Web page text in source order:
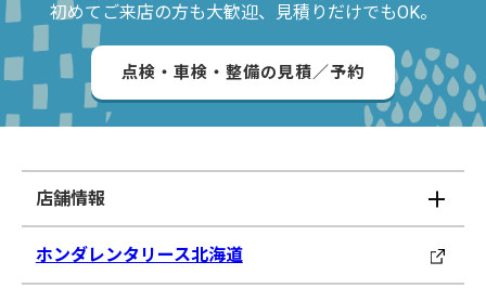
初めてご来店の方も大歓迎、見積りだけでもOK。
点検・車検・整備の見積／予約
店舗情報
ホンダレンタリース北海道